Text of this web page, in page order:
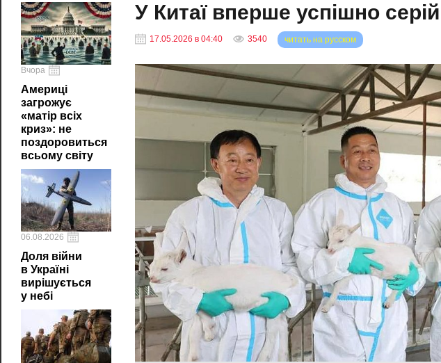
Вчора
Америці
загрожує
«матір всіх
криз»: не
поздоровиться
всьому світу
06.08.2026
Доля війни
в Україні
вирішується
у небі
У Китаї вперше успішно
17.05.2026 в 04:40 3540 читать на русском